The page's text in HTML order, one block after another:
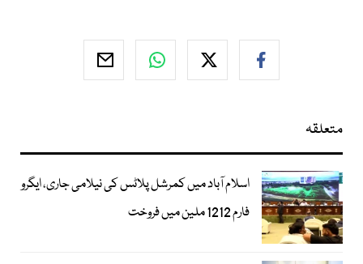
متعلقہ
اسلام آباد میں کمرشل پلاٹس کی نیلامی جاری، ایگرو
فارم 1212 ملین میں فروخت